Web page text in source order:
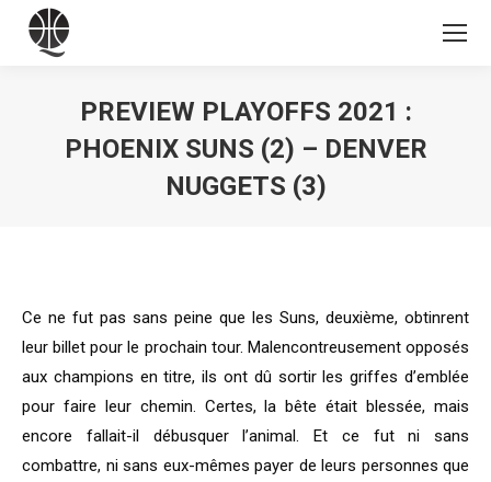
PREVIEW PLAYOFFS 2021 :
PHOENIX SUNS (2) – DENVER
NUGGETS (3)
Ce ne fut pas sans peine que les Suns, deuxième, obtinrent
leur billet pour le prochain tour. Malencontreusement opposés
aux champions en titre, ils ont dû sortir les griffes d’emblée
pour faire leur chemin. Certes, la bête était blessée, mais
encore fallait-il débusquer l’animal. Et ce fut ni sans
combattre, ni sans eux-mêmes payer de leurs personnes que